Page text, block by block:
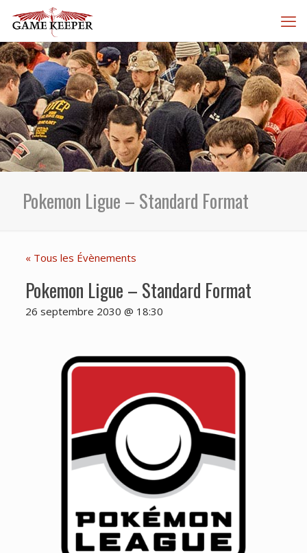
Pokemon Ligue – Standard Format
« Tous les Évènements
Pokemon Ligue – Standard Format
26 septembre 2030 @ 18:30